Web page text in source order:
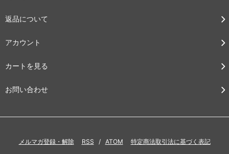
返品について
アカウント
カートを見る
お問い合わせ
メルマガ登録・解除 RSS / ATOM 特定商法取引法に基づく表記